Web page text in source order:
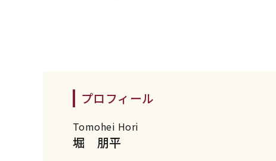
プロフィール
Tomohei Hori
堀 朋平